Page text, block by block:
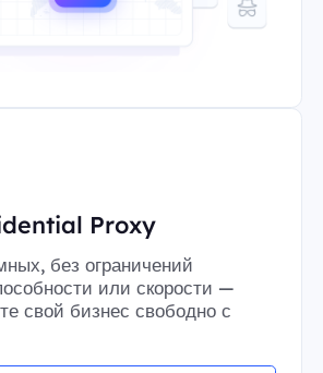
Proxy
без ограничений
или скорости —
свой бизнес свободно с